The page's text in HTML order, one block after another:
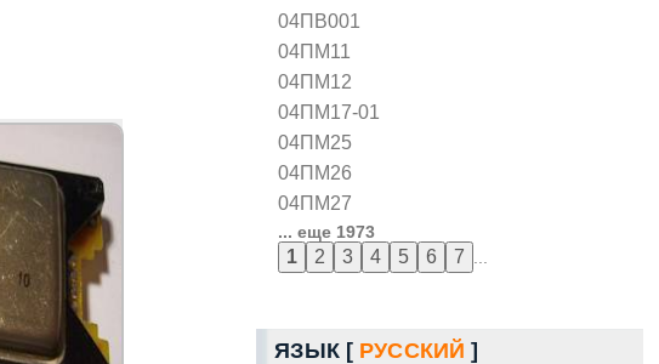
04ПВ001
04ПМ11
04ПМ12
04ПМ17-01
04ПМ25
04ПМ26
04ПМ27
... еще 1973
ЯЗЫК [ РУССКИЙ ]